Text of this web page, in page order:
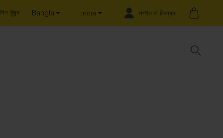
খুঁজুন Bangla India লগইন বা নিবন্ধন